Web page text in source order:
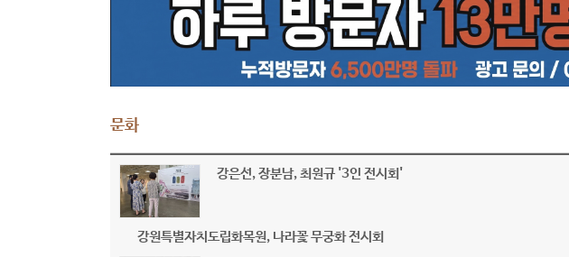
문화
강은선, 장분남, 최원규 '3인 전시회'
강원특별자치도립화목원, 나라꽃 무궁화 전시회